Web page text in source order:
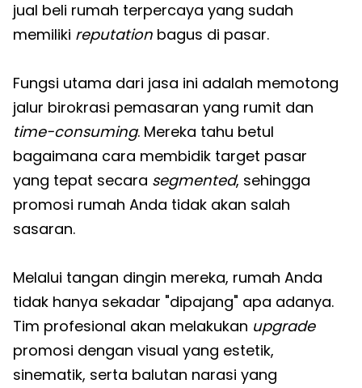
jual beli rumah terpercaya yang sudah
memiliki reputation bagus di pasar.
Fungsi utama dari jasa ini adalah memotong
jalur birokrasi pemasaran yang rumit dan
time-consuming. Mereka tahu betul
bagaimana cara membidik target pasar
yang tepat secara segmented, sehingga
promosi rumah Anda tidak akan salah
sasaran.
Melalui tangan dingin mereka, rumah Anda
tidak hanya sekadar "dipajang" apa adanya.
Tim profesional akan melakukan upgrade
promosi dengan visual yang estetik,
sinematik, serta balutan narasi yang